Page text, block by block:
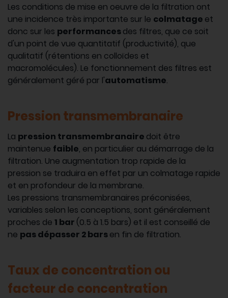
Les conditions de mise en oeuvre de la filtration ont
une incidence très importante sur le colmatage et
donc sur les performancesdes filtres, que ce soit
d'un point de vue quantitatif (productivité), que
qualitatif (rétentions en colloïdes et
macromolécules). Le fonctionnement des filtres est
généralement géré par l'automatisme.
Pression transmembranaire
La pression transmembranaire doit être
maintenue faible, en particulier au démarrage de la
filtration. Une augmentation trop rapide de la
pression se traduira en effet par un colmatage rapide
et en profondeur de la membrane.
Les pressions transmembranaires préconisées,
variables selon les conceptions, sont généralement
proches de 1 bar (0.5 à 1.5 bars) et il est conseillé de
ne pas dépasser 2 barsen fin de filtration.
Taux de concentration ou
facteur de concentration